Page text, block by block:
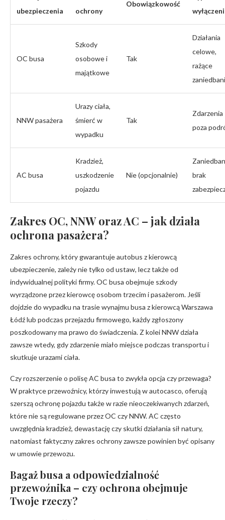
ubezpieczenia
ochrony
Obowiązkowość
OC busa
Szkody
osobowe i
majątkowe
Tak
Działania
celowe,
rażące
NNW pasażera
Urazy ciała,
śmierć w
wypadku
Tak
Zdarzenia
poza
AC busa
Kradzież,
uszkodzenie
pojazdu
Nie (opcjonalnie)
brak
Zakres OC, NNW oraz AC – jak działa
ochrona pasażera?
Zakres ochrony, który gwarantuje autobus z kierowcą
ubezpieczenie, zależy nie tylko od ustaw, lecz także od
indywidualnej polityki firmy. OC busa obejmuje szkody
wyrządzone przez kierowcę osobom trzecim i pasażerom. Jeśli
dojdzie do wypadku na trasie wynajmu busa z kierowcą Warszawa
Łódź lub podczas przejazdu firmowego, każdy zgłoszony
poszkodowany ma prawo do świadczenia. Z kolei NNW działa
zawsze wtedy, gdy zdarzenie miało miejsce podczas transportu i
skutkuje urazami ciała.
Czy rozszerzenie o polisę AC busa to zwykła opcja czy przewaga?
W praktyce przewoźnicy, którzy inwestują w autocasco, oferują
szerszą ochronę pojazdu także w razie nieoczekiwanych zdarzeń,
które nie są regulowane przez OC czy NNW. AC często
uwzględnia kradzież, dewastację czy skutki działania sił natury,
natomiast faktyczny zakres ochrony zawsze powinien być opisany
w umowie przewozu.
Bagaż busa a odpowiedzialność
przewoźnika – czy ochrona obejmuje
Twoje rzeczy?